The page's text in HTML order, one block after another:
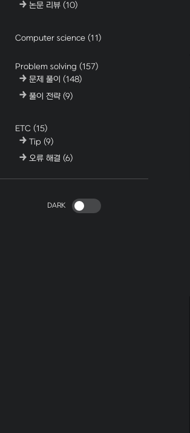
논문 리뷰(10)
Computer science (11)
Problem solving (157)
문제 풀이(148)
풀이 전략(9)
ETC (15)
Tip(9)
오류 해결(6)
DARK